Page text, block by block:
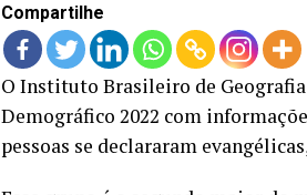
Compartilhe
O Instituto Brasileiro de Geografia
Demográfico 2022 com
pessoas se declararam